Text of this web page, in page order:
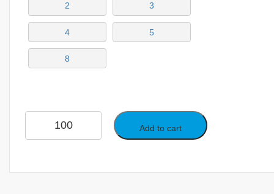
2 3
4 5
8
Add to cart